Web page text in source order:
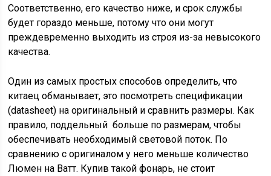
Соответственно, его качество ниже, и срок службы
будет гораздо меньше, потому что они могут
преждевременно выходить из строя из-за невысокого
качества.
Один из самых простых способов определить, что
китаец обманывает, это посмотреть спецификации
(datasheet) на оригинальный и сравнить размеры. Как
правило, поддельный больше по размерам, чтобы
обеспечивать необходимый световой поток. По
сравнению с оригиналом у него меньше количество
Люмен на Ватт. Купив такой фонарь, не стоит